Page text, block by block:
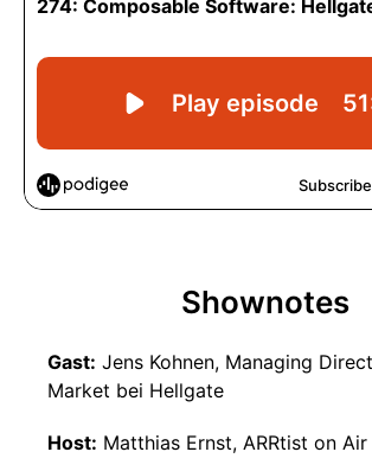
Shownotes
Gast: Jens Kohnen, Managing
Market bei Hellgate
Host: Matthias Ernst, ARRtist on Air